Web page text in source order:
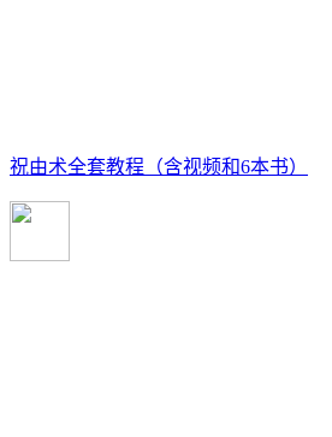
祝由术全套教程（含视频和6本书）